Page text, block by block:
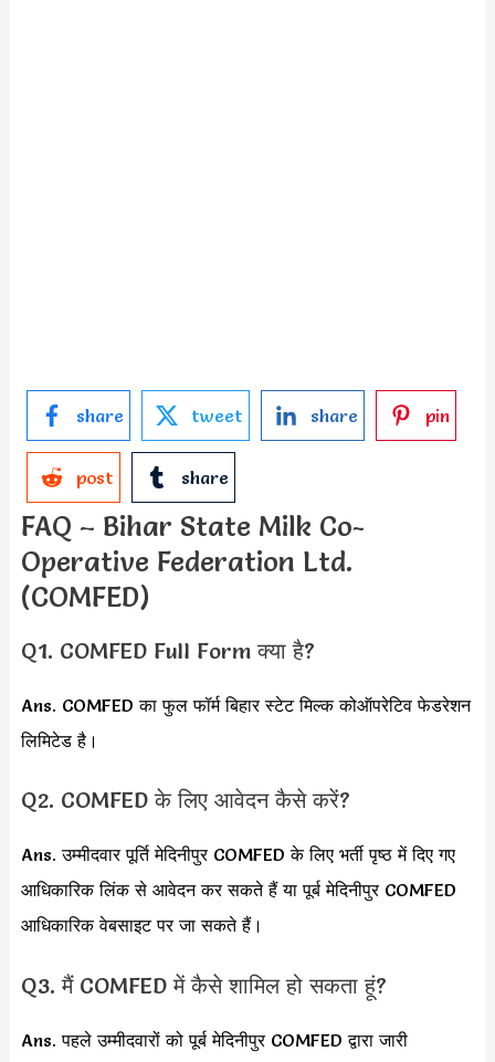
share tweet share pin
post share
FAQ – Bihar State Milk Co-
Operative Federation Ltd.
(COMFED)
Q1. COMFED Full Form क्या है?
Ans. COMFED का फुल फॉर्म बिहार स्टेट मिल्क कोऑपरेटिव फेडरेशन
लिमिटेड है।
Q2. COMFED के लिए आवेदन कैसे करें?
Ans. उम्मीदवार पूर्ति मेदिनीपुर COMFED के लिए भर्ती पृष्ठ में दिए गए
आधिकारिक लिंक से आवेदन कर सकते हैं या पूर्ब मेदिनीपुर COMFED
आधिकारिक वेबसाइट पर जा सकते हैं।
Q3. मैं COMFED में कैसे शामिल हो सकता हूं?
Ans. पहले उम्मीदवारों को पूर्ब मेदिनीपुर COMFED द्वारा जारी